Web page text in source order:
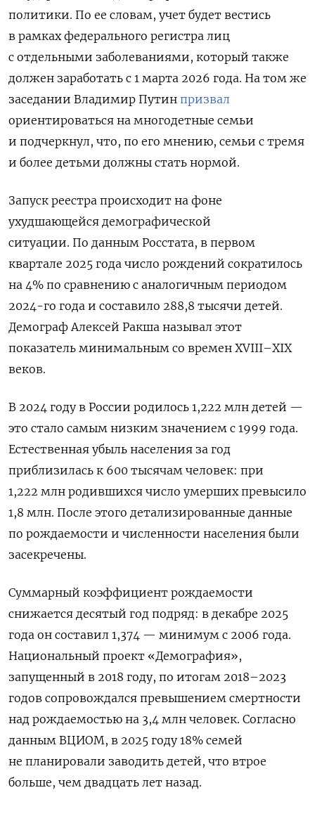
политики. По ее словам, учет будет вестись
в рамках федерального регистра лиц
с отдельными заболеваниями, который также
должен заработать с 1 марта 2026 года. На том же
заседании Владимир Путин призвал
ориентироваться на многодетные семьи
и подчеркнул, что, по его мнению, семьи с тремя
и более детьми должны стать нормой.
Запуск реестра происходит на фоне
ухудшающейся демографической
ситуации. По данным Росстата, в первом
квартале 2025 года число рождений сократилось
на 4% по сравнению с аналогичным периодом
2024-го года и составило 288,8 тысячи детей.
Демограф Алексей Ракша называл этот
показатель минимальным со времен XVIII–XIX
веков.
В 2024 году в России родилось 1,222 млн детей —
это стало самым низким значением с 1999 года.
Естественная убыль населения за год
приблизилась к 600 тысячам человек: при
1,222 млн родившихся число умерших превысило
1,8 млн. После этого детализированные данные
по рождаемости и численности населения были
засекречены.
Суммарный коэффициент рождаемости
снижается десятый год подряд: в декабре 2025
года он составил 1,374 — минимум с 2006 года.
Национальный проект «Демография»,
запущенный в 2018 году, по итогам 2018–2023
годов сопровождался превышением смертности
над рождаемостью на 3,4 млн человек. Согласно
данным ВЦИОМ, в 2025 году 18% семей
не планировали заводить детей, что втрое
больше, чем двадцать лет назад.